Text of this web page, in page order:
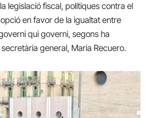
legislació fiscal, polítiques contra el
en favor de la igualtat entre
qui governi, segons ha
general, Maria Recuero.